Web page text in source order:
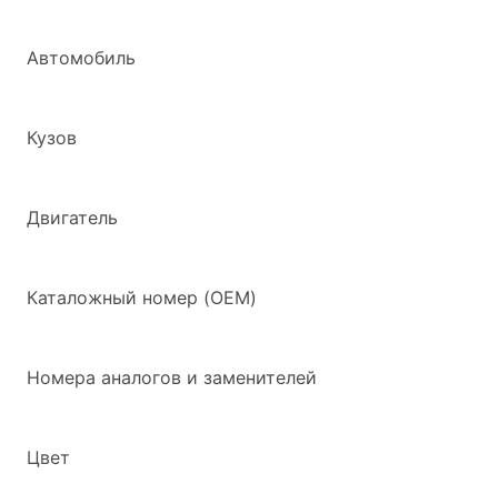
Автомобиль
Кузов
Двигатель
Каталожный номер (OEM)
Номера аналогов и заменителей
Цвет